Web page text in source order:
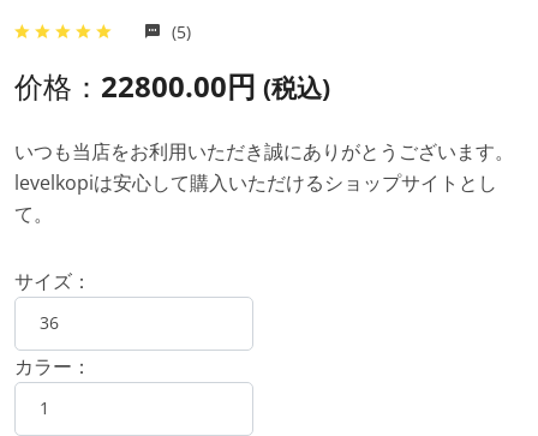
(5)
价格： 22800.00円 (税込)
いつも当店をお利用いただき誠にありがとうございます。
levelkopiは安心して購入いただけるショップサイトとし
て。
サイズ：
カラー：